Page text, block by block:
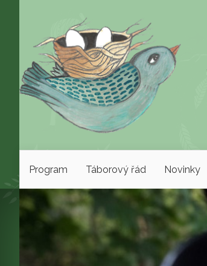
Program Táborový řád Novinky